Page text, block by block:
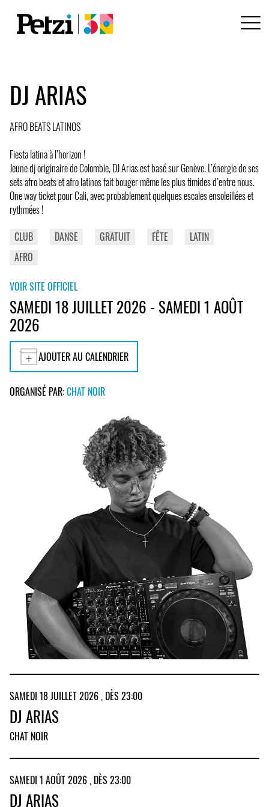
DJ ARIAS
AFRO BEATS LATINOS
Fiesta latina à l’horizon !
Jeune dj originaire de Colombie, DJ Arias est basé sur Genève. L’énergie de ses
sets afro beats et afro latinos fait bouger même les plus timides d’entre nous.
One way ticket pour Cali, avec probablement quelques escales ensoleillées et
rythmées !
CLUB
DANSE GRATUIT FÊTE
LATIN
AFRO
VOIR SITE OFFICIEL
SAMEDI 18 JUILLET 2026 - SAMEDI 1 AOÛT
2026
AJOUTER AU CALENDRIER
ORGANISÉ PAR:CHAT NOIR
SAMEDI 18 JUILLET 2026 , DÈS 23:00
DJ ARIAS
CHAT NOIR
SAMEDI 1 AOÛT 2026 , DÈS 23:00
DJ ARIAS